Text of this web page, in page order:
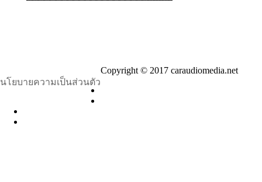
นโยบายความเป็นส่วนตัว
Copyright © 2017 caraudiomedia.net